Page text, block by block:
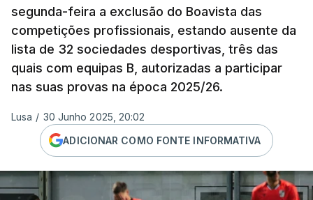
segunda-feira a exclusão do Boavista das
competições profissionais, estando ausente da
lista de 32 sociedades desportivas, três das
quais com equipas B, autorizadas a participar
nas suas provas na época 2025/26.
Lusa / 30 Junho 2025, 20:02
ADICIONAR COMO FONTE INFORMATIVA